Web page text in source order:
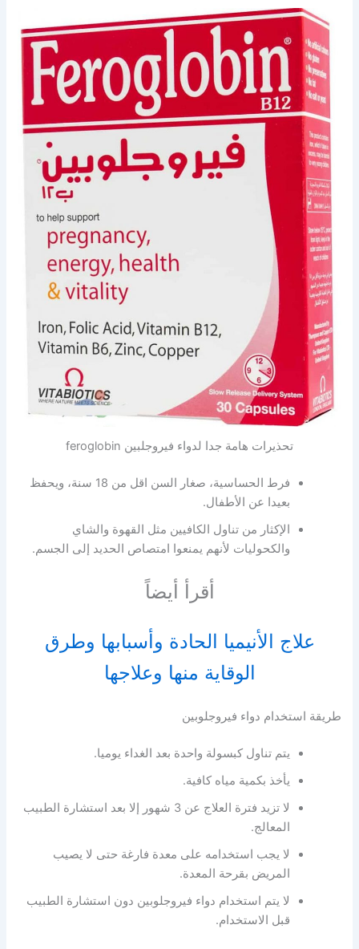
تحذيرات هامة جدا لدواء فيروجلبين feroglobin
فرط الحساسية، صغار السن اقل من 18 سنة، ويحفظ
بعيدا عن الأطفال.
الإكثار من تناول الكافيين مثل القهوة والشاي
والكحوليات لأنهم يمنعوا امتصاص الحديد إلى الجسم.
أقرأ أيضاً
علاج الأنيميا الحادة وأسبابها وطرق
الوقاية منها وعلاجها
طريقة استخدام دواء فيروجلوبين
يتم تناول كبسولة واحدة بعد الغداء يوميا.
يأخذ بكمية مياه كافية.
لا تزيد فترة العلاج عن 3 شهور إلا بعد استشارة الطبيب
المعالج.
لا يجب استخدامه على معدة فارغة حتى لا يصيب
المريض بقرحة المعدة.
لا يتم استخدام دواء فيروجلوبين دون استشارة الطبيب
قبل الاستخدام.